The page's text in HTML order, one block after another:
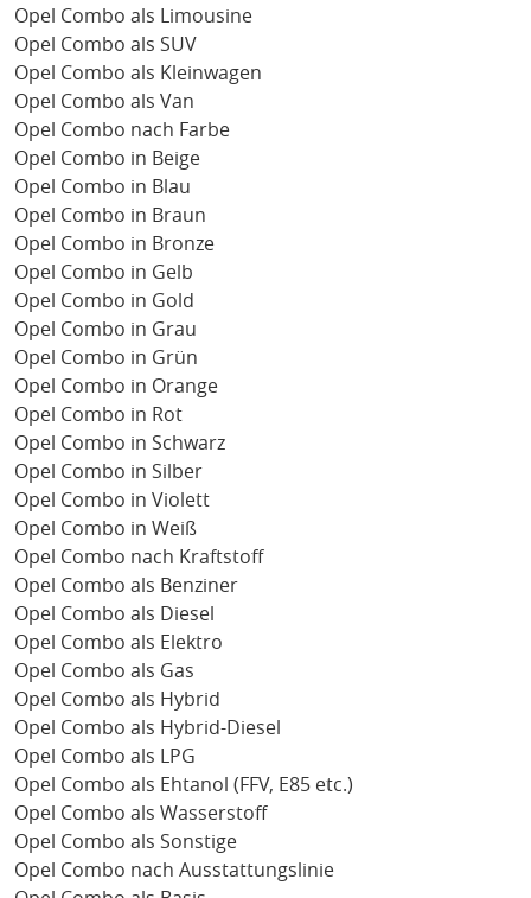
Opel Combo als Limousine
Opel Combo als SUV
Opel Combo als Kleinwagen
Opel Combo als Van
Opel Combo nach Farbe
Opel Combo in Beige
Opel Combo in Blau
Opel Combo in Braun
Opel Combo in Bronze
Opel Combo in Gelb
Opel Combo in Gold
Opel Combo in Grau
Opel Combo in Grün
Opel Combo in Orange
Opel Combo in Rot
Opel Combo in Schwarz
Opel Combo in Silber
Opel Combo in Violett
Opel Combo in Weiß
Opel Combo nach Kraftstoff
Opel Combo als Benziner
Opel Combo als Diesel
Opel Combo als Elektro
Opel Combo als Gas
Opel Combo als Hybrid
Opel Combo als Hybrid-Diesel
Opel Combo als LPG
Opel Combo als Ehtanol (FFV, E85 etc.)
Opel Combo als Wasserstoff
Opel Combo als Sonstige
Opel Combo nach Ausstattungslinie